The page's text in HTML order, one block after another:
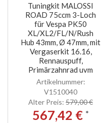
Tuningkit MALOSSI
ROAD 75ccm 3-Loch
für Vespa PK50
XL/XL2/FL/N/Rush
Hub 43mm, Ø 47mm, mit
Vergaserkit 16.16,
Rennauspuff,
Primärzahnrad uvm
Artikelnummer:
V1510040
Alter Preis: 579,00 €
567,42 € *